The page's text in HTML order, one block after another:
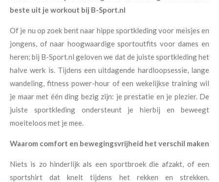
beste uit je workout bij B-Sport.nl
Of je nu op zoek bent naar hippe sportkleding voor meisjes en
jongens, of naar hoogwaardige sportoutfits voor dames en
heren; bij B-Sport.nl geloven we dat de juiste sportkleding het
halve werk is. Tijdens een uitdagende hardloopsessie, lange
wandeling, fitness power-hour of een wekelijkse training wil
je maar met één ding bezig zijn: je prestatie en je plezier. De
juiste sportkleding ondersteunt je hierbij en beweegt
moeiteloos met je mee.
Waarom comfort en bewegingsvrijheid het verschil maken
Niets is zo hinderlijk als een sportbroek die afzakt, of een
sportshirt dat knelt tijdens het rekken en strekken.